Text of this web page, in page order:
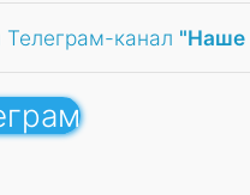
канал "Наше